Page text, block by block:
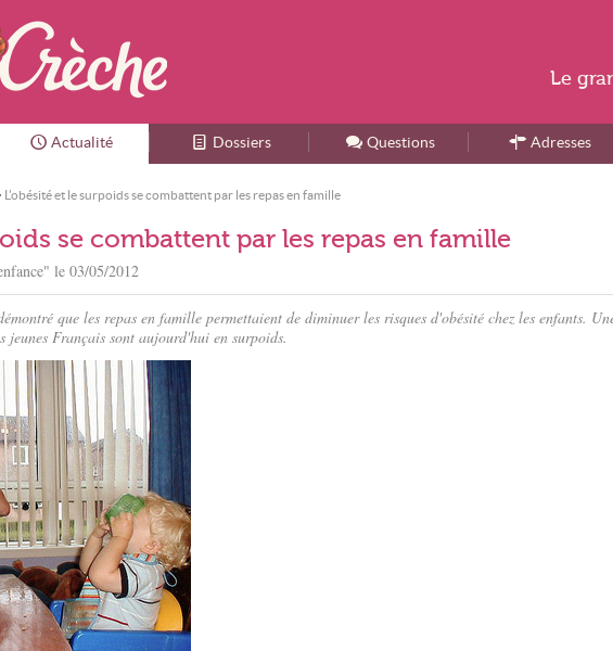
Accueil
Actualité Dossiers Questions Adresses
L'obésité et le surpoids se combattent par les repas en famille
se combattent par les repas en famille
" le 03/05/2012
que les repas en famille permettaient de diminuer les risques d'obésité chez les enfants.
jeunes Français sont aujourd'hui en surpoids.
Le